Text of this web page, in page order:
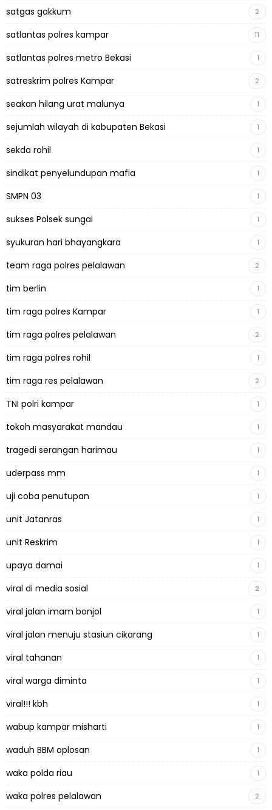
satgas gakkum 2
satlantas polres kampar 11
satlantas polres metro Bekasi 1
satreskrim polres Kampar 2
seakan hilang urat malunya 1
sejumlah wilayah di kabupaten Bekasi 1
sekda rohil 1
sindikat penyelundupan mafia 1
SMPN 03 1
sukses Polsek sungai 1
syukuran hari bhayangkara 1
team raga polres pelalawan 2
tim berlin 1
tim raga polres Kampar 1
tim raga polres pelalawan 2
tim raga polres rohil 1
tim raga res pelalawan 2
TNI polri kampar 1
tokoh masyarakat mandau 1
tragedi serangan harimau 1
uderpass mm 1
uji coba penutupan 1
unit Jatanras 1
unit Reskrim 1
upaya damai 1
viral di media sosial 2
viral jalan imam bonjol 1
viral jalan menuju stasiun cikarang 1
viral tahanan 1
viral warga diminta 1
viral!!! kbh 1
wabup kampar misharti 1
waduh BBM oplosan 1
waka polda riau 1
waka polres pelalawan 2